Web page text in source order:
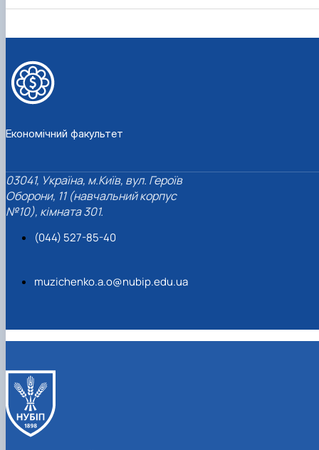
Економічний факультет
03041, Україна, м.Київ, вул. Героїв
Оборони, 11 (навчальний корпус
№10), кімната 301.
(044) 527-85-40
muzichenko.a.o@nubip.edu.ua